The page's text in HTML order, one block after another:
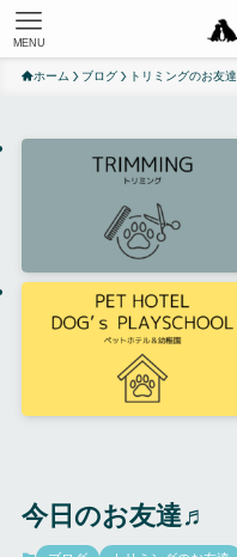
MENU
ホーム ブログ トリミングのお友達
今日のお友達♬